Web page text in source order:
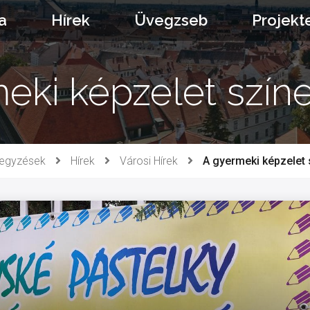
Hírek Üvegzseb
képzelet
Hírek Városi Hírek A gyermeki képzelet